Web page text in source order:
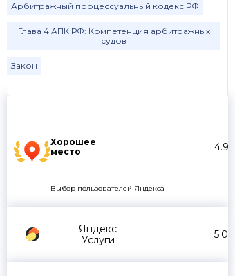
Хорошее
место
4.9
Выбор пользователей Яндекса
Яндекс
Услуги
5.0
Арбитражный процессуальный кодекс РФ
Глава 4 АПК РФ: Компетенция арбитражных
судов
Закон